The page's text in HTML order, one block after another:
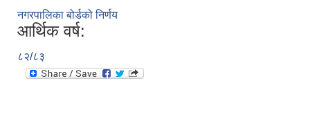
नगरपालिका बोर्डको निर्णय
आर्थिक वर्ष:
८२/८३